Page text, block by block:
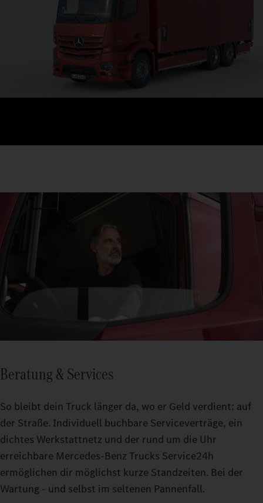
Beratung & Services
So bleibt dein Truck länger da, wo er Geld verdient: auf
der Straße. Individuell buchbare Serviceverträge, ein
dichtes Werkstattnetz und der rund um die Uhr
erreichbare Mercedes-Benz Trucks Service24h
ermöglichen dir möglichst kurze Standzeiten. Bei der
Wartung - und selbst im seltenen Pannenfall.